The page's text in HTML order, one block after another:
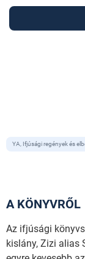
YA, Ifjúsági regények és
A KÖNYVRŐL
Az ifjúsági
kislány, Zizi alias